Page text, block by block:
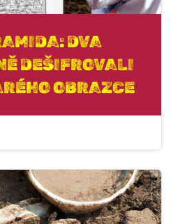
DVA
DEŠIFROVALI
OBRAZCE